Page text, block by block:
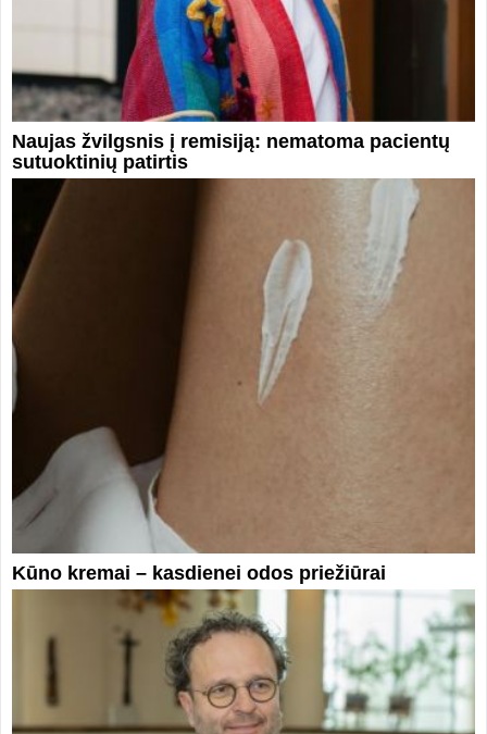
Naujas žvilgsnis į remisiją: nematoma pacientų
sutuoktinių patirtis
Kūno kremai – kasdienei odos priežiūrai